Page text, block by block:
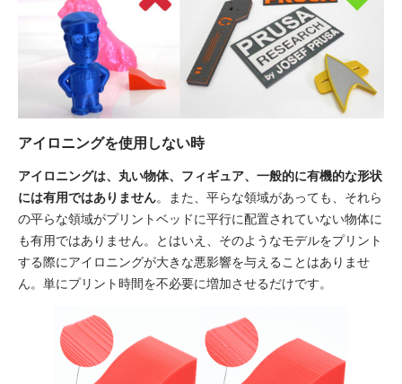
アイロニングを使用しない時
アイロニングは、丸い物体、フィギュア、一般的に有機的な形状
には有用ではありません。また、平らな領域があっても、それら
の平らな領域がプリントベッドに平行に配置されていない物体に
も有用ではありません。とはいえ、そのようなモデルをプリント
する際にアイロニングが大きな悪影響を与えることはありませ
ん。単にプリント時間を不必要に増加させるだけです。